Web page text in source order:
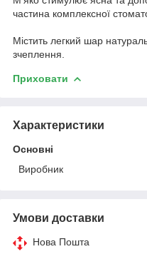
частина комплексної
Містить легкий шар
зчеплення.
Приховати
Характеристики
Основні
Виробник
Умови доставки
Нова Пошта